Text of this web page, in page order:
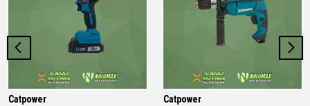
Catpower Catpower